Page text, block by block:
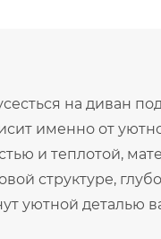
на диван
именно от
и теплотой,
структуре,
уютной деталью